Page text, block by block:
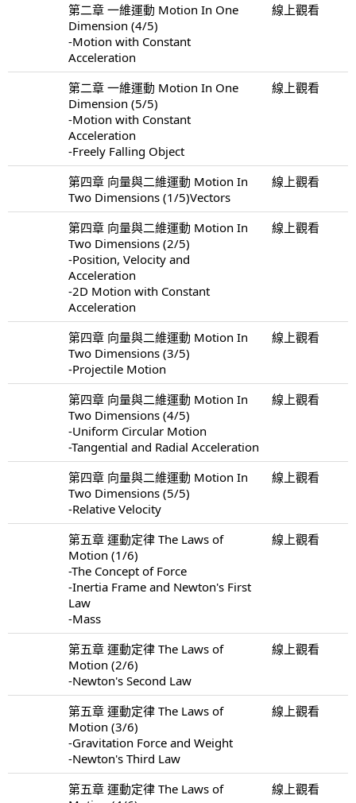
第二章 一維運動 Motion In One
Dimension (4/5)
-Motion with Constant
Acceleration
線上觀看
第二章 一維運動 Motion In One
Dimension (5/5)
-Motion with Constant
Acceleration
-Freely Falling Object
線上觀看
第四章 向量與二維運動 Motion In
Two Dimensions (1/5)Vectors
線上觀看
第四章 向量與二維運動 Motion In
Two Dimensions (2/5)
-Position, Velocity and
Acceleration
-2D Motion with Constant
Acceleration
線上觀看
第四章 向量與二維運動 Motion In
Two Dimensions (3/5)
-Projectile Motion
線上觀看
第四章 向量與二維運動 Motion In
Two Dimensions (4/5)
-Uniform Circular Motion
-Tangential and Radial Acceleration
線上觀看
第四章 向量與二維運動 Motion In
Two Dimensions (5/5)
-Relative Velocity
線上觀看
第五章 運動定律 The Laws of
Motion (1/6)
-The Concept of Force
-Inertia Frame and Newton's First
Law
-Mass
線上觀看
第五章 運動定律 The Laws of
Motion (2/6)
-Newton's Second Law
線上觀看
第五章 運動定律 The Laws of
Motion (3/6)
-Gravitation Force and Weight
-Newton's Third Law
線上觀看
第五章 運動定律 The Laws of
線上觀看